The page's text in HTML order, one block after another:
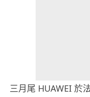
三月尾 HUAWEI 於